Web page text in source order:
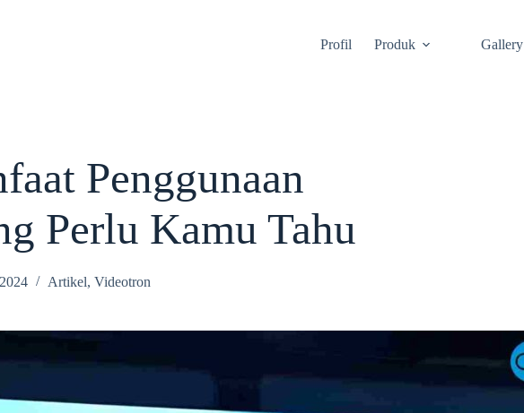
Profil Produk Gallery
Penggunaan
Perlu Kamu Tahu
Artikel, Videotron